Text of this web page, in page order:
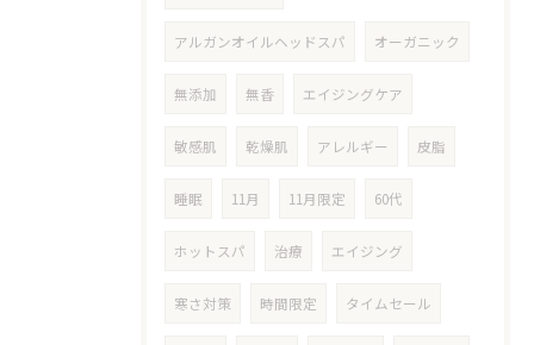
アルガンオイルヘッドスパ オーガニック
無添加 無香 エイジングケア
敏感肌 乾燥肌 アレルギー 皮脂
睡眠 11月 11月限定 60代
ホットスパ 治療 エイジング
寒さ対策 時間限定 タイムセール